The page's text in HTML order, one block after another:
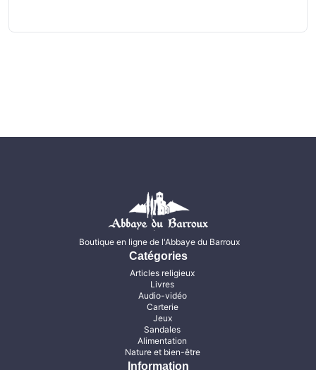
Boutique en ligne de l'Abbaye du Barroux
Catégories
Articles religieux
Livres
Audio-vidéo
Carterie
Jeux
Sandales
Alimentation
Nature et bien-être
Information